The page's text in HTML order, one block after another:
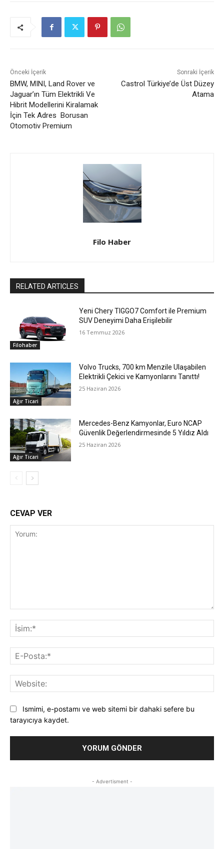
Önceki İçerik
BMW, MINI, Land Rover ve
Jaguar’ın Tüm Elektrikli Ve
Hibrit Modellerini Kiralamak
İçin Tek Adres Borusan
Otomotiv Premium
Sonraki İçerik
Castrol Türkiye’de Üst Düzey
Atama
Filo Haber
RELATED ARTICLES
Filohaber
Yeni Chery TIGGO7 Comfort ile Premium
SUV Deneyimi Daha Erişilebilir
16 Temmuz 2026
Ağır Ticari
Volvo Trucks, 700 km Menzile Ulaşabilen
Elektrikli Çekici ve Kamyonlarını Tanıttı!
25 Haziran 2026
Ağır Ticari
Mercedes-Benz Kamyonlar, Euro NCAP
Güvenlik Değerlendirmesinde 5 Yıldız Aldı
25 Haziran 2026
CEVAP VER
Ismimi, e-postamı ve web sitemi bir dahaki sefere bu
tarayıcıya kaydet.
- Advertisment -